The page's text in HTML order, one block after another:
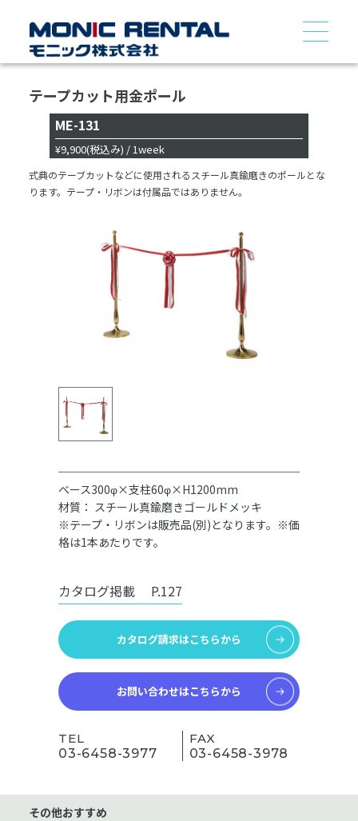
テープカット用金ポール
ME-131
¥9,900(税込み) / 1week
式典のテーブカットなどに使用されるスチール真鍮磨きのポールとな
ります。テープ・リボンは付属品ではありません。
ベース300φ×支柱60φ×H1200mm
材質： スチール真鍮磨きゴールドメッキ
※テープ・リボンは販売品(別)となります。※価
格は1本あたりです。
カタログ掲載 P.127
カタログ請求はこちらから
お問い合わせはこちらから
TEL
03-6458-3977
FAX
03-6458-3978
その他おすすめ